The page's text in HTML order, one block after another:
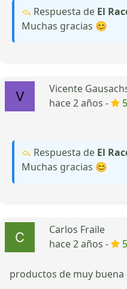
Respuesta de El
Muchas gracias 😊
Vicente
hace 2 años -
Respuesta de El
Muchas gracias 😊
Carlos Fraile
hace 2 años -
productos de muy buena